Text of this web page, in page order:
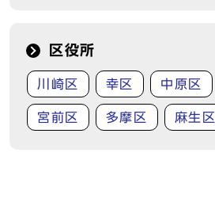
区役所
川崎区 幸区 中原区
宮前区 多摩区 麻生区